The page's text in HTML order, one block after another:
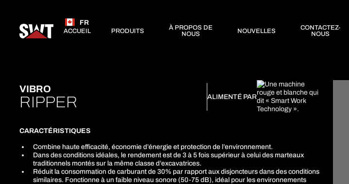
ACCUEIL PRODUITS
À PROPOS DE
NOUS
NOUVELLES
CONTACTEZ-
NOUS
FR
VIBRO
RIPPER ALIMENTÉ PAR
CARACTÉRISTIQUES
Combine haute efficacité, économie d’énergie et protection de l’environnement.
Dans des conditions idéales, le rendement est de 3 à 5 fois supérieur à celui des marteaux
traditionnels montés sur la même classe d’excavatrices.
Réduit la consommation de carburant de 30% par rapport aux disjoncteurs dans des conditions
similaires. Fonctionne à un faible niveau sonore (50-75 dB), idéal pour les environnements